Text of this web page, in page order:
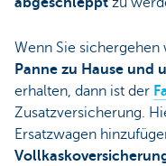
Wenn Sie sichergehen
Panne zu Hause und
erhalten, dann ist der
Zusatzversicherung.
Ersatzwagen